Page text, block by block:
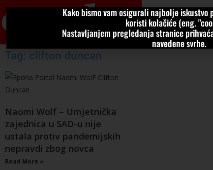
VIJESTI
Tag: clifton duncan
Naomi Wolf – Umjetnička
zajednica u SAD-u nije
ustala protiv pandemijskih
nepravdi zbog novca
Read More »
Kako bismo vam osigurali najbolje iskustvo
koristi kolačiće (eng.
Nastavljanjem pregledanja stranice
navedene svrhe.